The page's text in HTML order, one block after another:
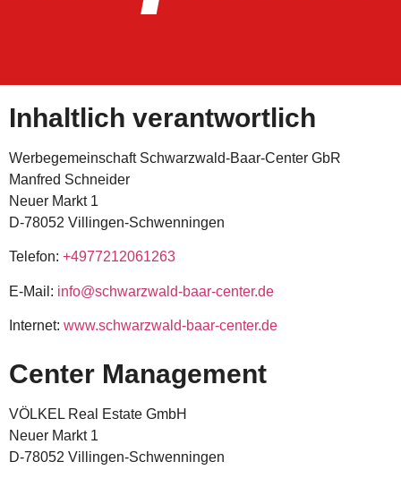
Inhaltlich verantwortlich
Werbegemeinschaft Schwarzwald-Baar-Center GbR
Manfred Schneider
Neuer Markt 1
D-78052 Villingen-Schwenningen
Telefon: +4977212061263
E-Mail: info@schwarzwald-baar-center.de
Internet: www.schwarzwald-baar-center.de
Center Management
VÖLKEL Real Estate GmbH
Neuer Markt 1
D-78052 Villingen-Schwenningen